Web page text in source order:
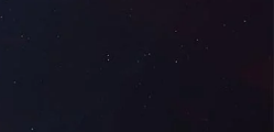
Pedir uma